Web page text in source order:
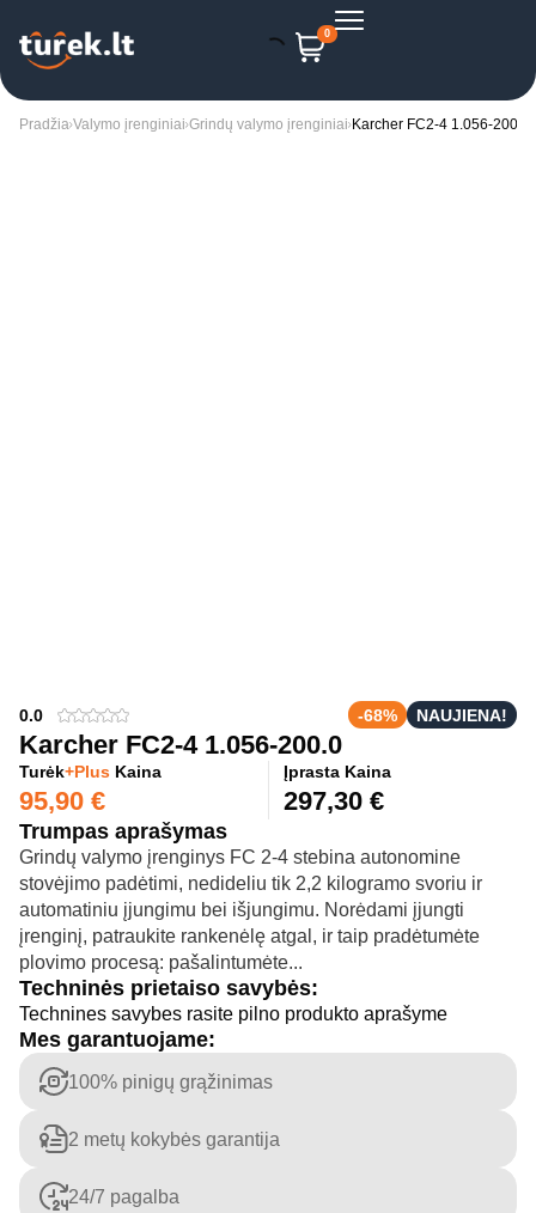
0
Pradžia Valymo įrenginiai Grindų valymo įrenginiai Karcher FC2-4 1.056-200.0
0.0 -68% NAUJIENA!
Karcher FC2-4 1.056-200.0
Turėk+Plus Kaina
95,90 €
Įprasta Kaina
297,30 €
Trumpas aprašymas
Grindų valymo įrenginys FC 2-4 stebina autonomine
stovėjimo padėtimi, nedideliu tik 2,2 kilogramo svoriu ir
automatiniu įjungimu bei išjungimu. Norėdami įjungti
įrenginį, patraukite rankenėlę atgal, ir taip pradėtumėte
plovimo procesą: pašalintumėte...
Techninės prietaiso savybės:
Technines savybes rasite pilno produkto aprašyme
Mes garantuojame:
100% pinigų grąžinimas
2 metų kokybės garantija
24/7 pagalba